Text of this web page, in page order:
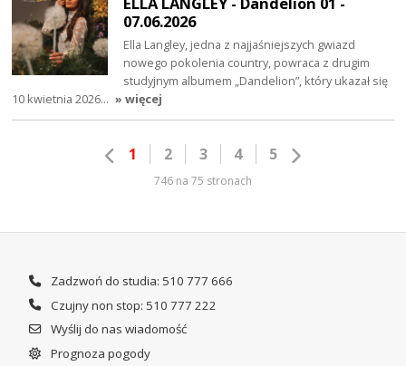
07.06.2026
Ella Langley, jedna z najjaśniejszych gwiazd
nowego pokolenia country, powraca z drugim
studyjnym albumem „Dandelion”, który ukazał się
10 kwietnia 2026… » więcej
1 2 3 4 5
746 na 75 stronach
Zadzwoń do studia: 510 777 666
Czujny non stop: 510 777 222
Wyślij do nas wiadomość
Prognoza pogody